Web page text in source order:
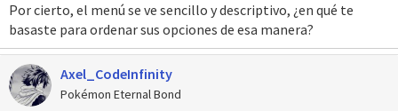
Por cierto, el menú se ve sencillo y descriptivo, ¿en qué te
basaste para ordenar sus opciones de esa manera?
Axel_CodeInfinity
Pokémon Eternal Bond